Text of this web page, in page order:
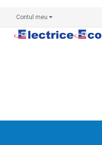
Contul meu